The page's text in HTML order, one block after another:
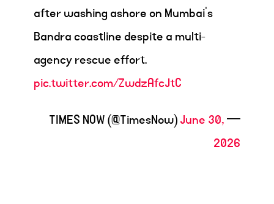
after washing ashore on Mumbai’s
Bandra coastline despite a multi-
agency rescue effort.
pic.twitter.com/ZwdzAfcJtC
— TIMES NOW (@TimesNow)
June 30,
2026